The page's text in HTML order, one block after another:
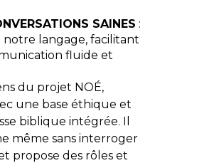
SAINES :
langage, facilitant
fluide et
du projet NOÉ,
une base éthique et
biblique intégrée. Il
même sans interroger
propose des rôles et